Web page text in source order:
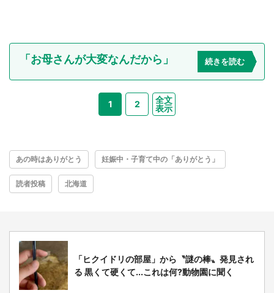
「お母さんが大変なんだから」 続きを読む
1 2
全文
表示
あの時はありがとう 妊娠中・子育て中の「ありがとう」
読者投稿 北海道
「ヒクイドリの部屋」から〝謎の棒〟発見され
る 黒くて硬くて...これは何?動物園に聞く